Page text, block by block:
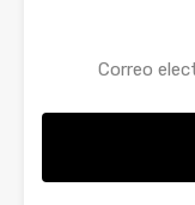
Correo